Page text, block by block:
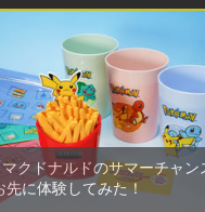
クドナルドのサマーチャン
先に体験してみた！